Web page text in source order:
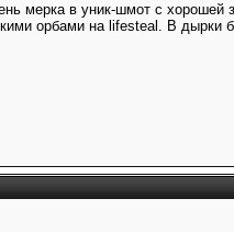
мерка в уник-шмот с
орбами на lifesteal. В дырки